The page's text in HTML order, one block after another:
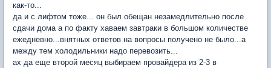
как-то...
да и с лифтом тоже... он был обещан незамедлительно после
сдачи дома а по факту хаваем завтраки в большом количестве
ежедневно...внятных ответов на вопросы получено не было...а
между тем холодильники надо перевозить...
ах да еще второй месяц выбираем провайдера из 2-3 в